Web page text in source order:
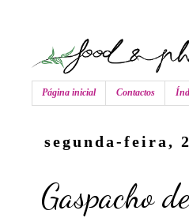
Página inicial Contactos
segunda-feira,
Gaspacho